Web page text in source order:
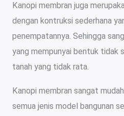
Kanopi membran juga
dengan kontruksi sederhana
penempatannya. Sehingga
yang mempunyai bentuk tidak
tanah yang tidak rata.
Kanopi membran sangat
semua jenis model bangunan